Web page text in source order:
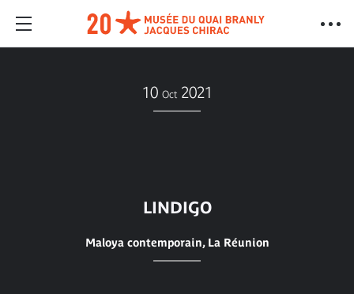
10 Oct 2021
LINDIGO
Maloya contemporain, La Réunion